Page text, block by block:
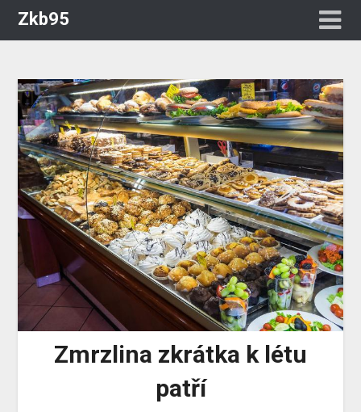
Zkb95
Zmrzlina zkrátka k létu
patří